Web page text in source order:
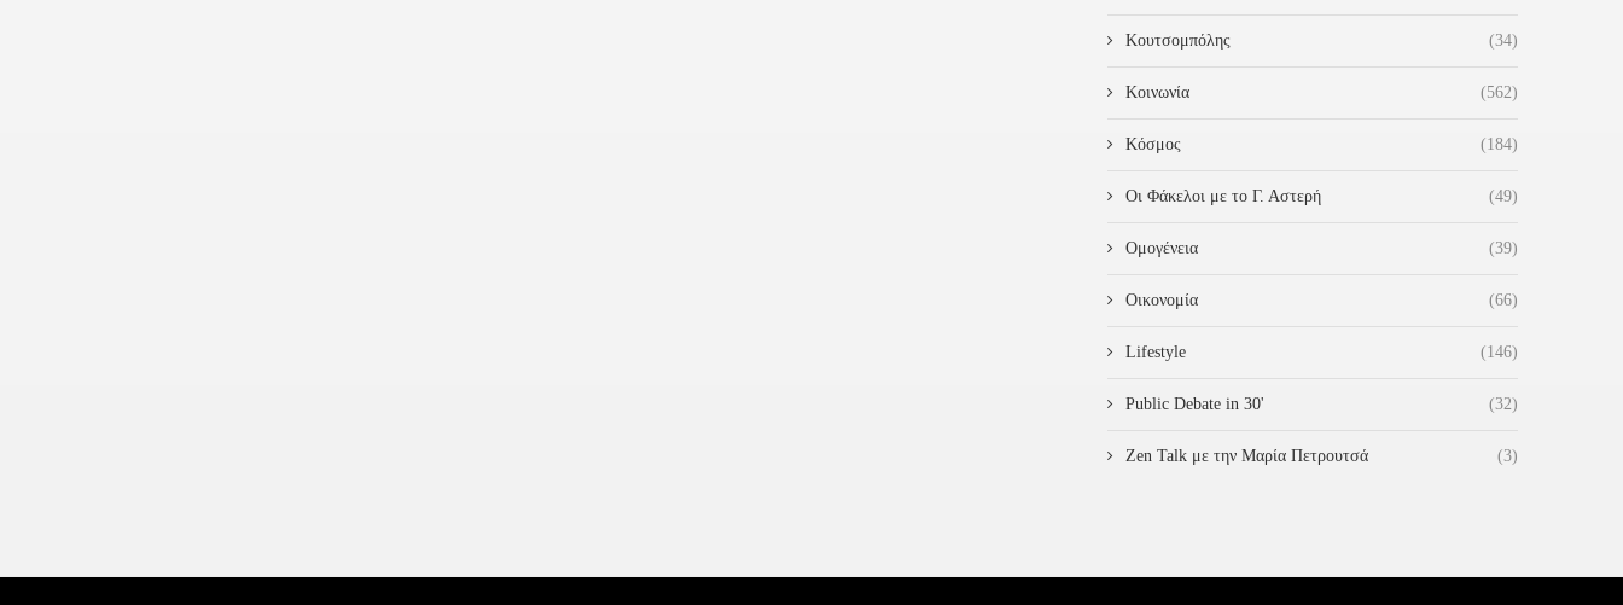
Κουτσομπόλης (34)
Κοινωνία (562)
Κόσμος (184)
Οι Φάκελοι με το Γ. Αστερή (49)
Ομογένεια (39)
Οικονομία (66)
Lifestyle (146)
Public Debate in 30' (32)
Zen Talk με την Μαρία Πετρουτσά (3)